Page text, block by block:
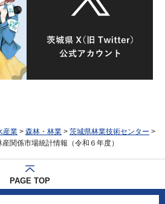
産業 > 森林・林業 > 茨城県林業技術センター >
関係市場統計情報（令和６年度）
PAGE TOP